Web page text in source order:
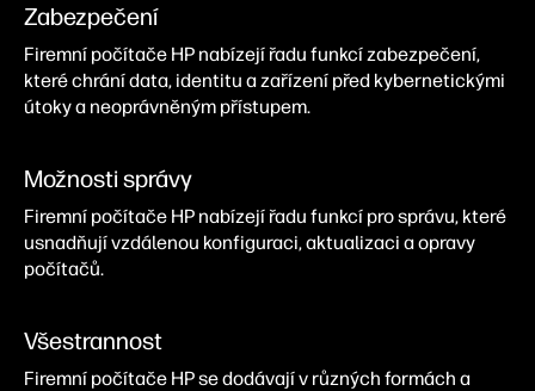
Zabezpečení
Firemní počítače HP nabízejí řadu funkcí zabezpečení,
které chrání data, identitu a zařízení před kybernetickými
útoky a neoprávněným přístupem.
Možnosti správy
Firemní počítače HP nabízejí řadu funkcí pro správu, které
usnadňují vzdálenou konfiguraci, aktualizaci a opravy
počítačů.
Všestrannost
Firemní počítače HP se dodávají v různých formách a